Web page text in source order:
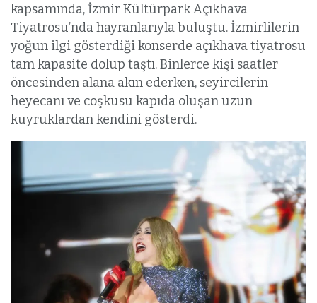
kapsamında, İzmir Kültürpark Açıkhava
Tiyatrosu’nda hayranlarıyla buluştu. İzmirlilerin
yoğun ilgi gösterdiği konserde açıkhava tiyatrosu
tam kapasite dolup taştı. Binlerce kişi saatler
öncesinden alana akın ederken, seyircilerin
heyecanı ve coşkusu kapıda oluşan uzun
kuyruklardan kendini gösterdi.